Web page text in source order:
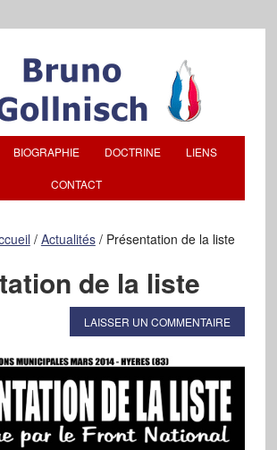
BIOGRAPHIE DOCTRINE LIENS
CONTACT
/ Actualités /Présentation de la liste
de la liste
LAISSER UN COMMENTAIRE